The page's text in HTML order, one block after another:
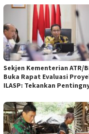
empat Rancangan
Daerah (Raperda) yang
diajukan Pemerintah Kota
Bandung
Sekjen Kementerian ATR/
Buka Rapat Evaluasi
ILASP: Tekankan
Anggaran